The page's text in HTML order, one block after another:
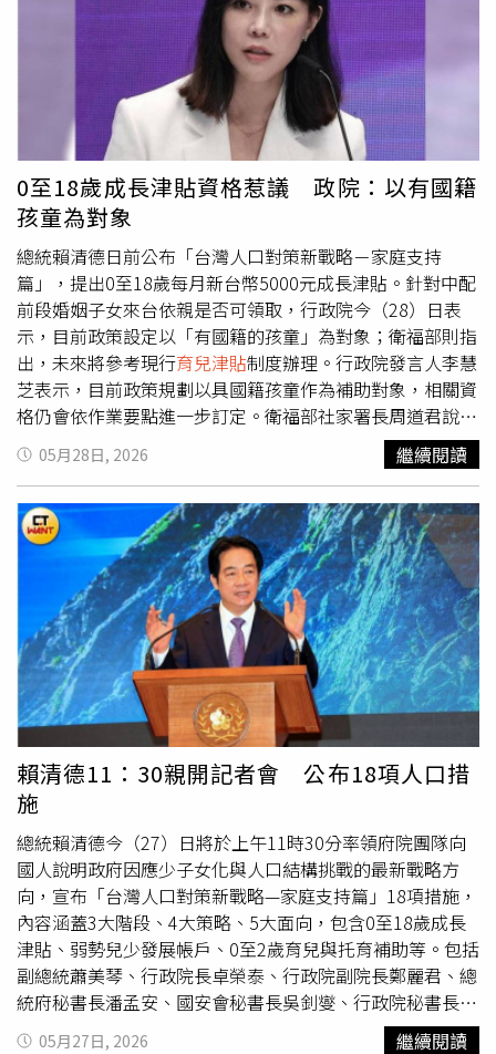
必須提早進工廠工作、無法繼續升學，或就讀高職夜間部，
白天仍需上班。因此，他認為臺灣經濟發展好，未來應避免
這樣的情形發生，在擔任總統之後即推動高中職全面免學
費、私立大專校院學生學雜費補助，每年補助私立大專校院
學生3萬5,000元，並另外提供經濟弱勢學生每年1萬5,000元
到2萬元的補助。不論孩子出生在哪一個家庭，政府都有責
任幫助任何想讀書的孩子有書可讀；孩子透過教育取得專業
知識，改善個人生活，個人生活好，國家社會也會跟著好。
最後，賴清德提到，針對國民年金及老農津貼，從今年7月
起，每人每月可以分別領取5千元及1萬元。並強調，人民是
國家的主人，在經濟進步，稅收增加的情況下，政府會將增
加的稅收用於照顧人民，期盼與國人繼續共同打拚。
劃中的「好孕補助」計畫，每位孕產婦可獲得1萬4,000元補
助金，使用範圍涵蓋孕期及產後所需的治裝費、孕期營養
品、哺乳用品及嬰幼兒用品等支出，協助家庭因應迎接新生
命所增加的各項開銷。若結合現行「好孕專車」車資補助，
孕產家庭可獲得的整體補助金額最高可達2萬元，進一步減
輕孕期及產後照顧負擔。高市長指出，市府參考雲林縣推動
提高生育獎勵措施的成功經驗，並綜合評估竹市人口發展需
求及財政條件後，已於市府內部會議拍板定案，規劃於116
年度將生育津貼由現行每胎3萬元提高至每胎6萬元，期盼透
過更具力道的經濟支持，降低家庭迎接新生命的負擔，鼓勵
市民安心生育。高市長強調，提高生育津貼與推動好孕補
助，是市府打造友善育兒環境的重要一環。近年市府持續推
動 育兒津貼、托育補助、公共托育資源擴充及各項友善育兒
措施，從懷孕、產後到育兒階段提供全方位支持，協助年輕
家庭降低養育壓力。高市長表示，感謝陳議員長期關心生育
及育兒政策，未來市府將持續傾聽市民需求，滾動檢討各項
人口及育兒政策，打造更宜居、更友善的生養環境，讓年輕
世代願意留在新竹市發展、安心成家、生養下一代。同時，
相關計畫將依程序辦理預算編列，也期盼獲得市議會及各界
支持，共同為竹市人口永續發展及城市競爭力努力。
0至18歲成長津貼資格惹議 政院：以有國籍
孩童為對象
總統賴清德日前公布「台灣人口對策新戰略－家庭支持
篇」，提出0至18歲每月新台幣5000元成長津貼。針對中配
前段婚姻子女來台依親是否可領取，行政院今（28）日表
示，目前政策設定以「有國籍的孩童」為對象；衛福部則指
出，未來將參考現行育兒津貼制度辦理。行政院發言人李慧
芝表示，目前政策規劃以具國籍孩童作為補助對象，相關資
格仍會依作業要點進一步訂定。衛福部社家署長周道君說
明，現行育兒津貼
規定須在台灣設有戶籍或完成戶籍登記，
因此中配前婚姻所生子女若要適用相關補助，也須依法取得
台灣戶籍或相關身分資格。周道君指出，目前依《兩岸人民
關係條例》及移民署相關規定，相關子女需經一定程序並取
得身分後，才可適用現行育兒津貼，未來成長津貼也將參考
相同經驗辦理。李慧芝補充，國籍與戶籍資格仍在研議中，
後續將依相關法規與作業規定訂定細節。
05月28日, 2026 繼續閱讀
賴清德11：30親開記者會 公布18項人口措
施
總統賴清德今（27）日將於上午11時30分率領府院團隊向
國人說明政府因應少子女化與人口結構挑戰的最新戰略方
向，宣布「台灣人口對策新戰略—家庭支持篇」18項措施，
內容涵蓋3大階段、4大策略、5大面向，包含0至18歲成長
津貼、弱勢兒少發展帳戶、0至2歲育兒與托育補助等。包括
副總統蕭美琴、行政院長卓榮泰、行政院副院長鄭麗君、總
統府秘書長潘孟安、國安會秘書長吳釗燮、行政院秘書長張
惇涵等三位秘書長也將出席；與會部會首長包括內政部部長
05月27日, 2026 繼續閱讀